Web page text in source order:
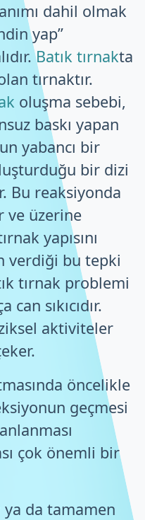
dahil olmak
yap”
Batık tırnakta
tırnaktır.
oluşma sebebi,
baskı yapan
yabancı bir
bir dizi
Bu reaksiyonda
ve üzerine
yapısını
verdiği bu tepki
tırnak problemi
sıkıcıdır.
aktiviteler
öncelikle
geçmesi
çok önemli bir
ya da tamamen